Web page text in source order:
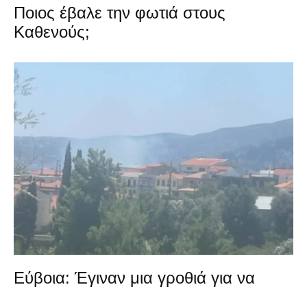
Ποιος έβαλε την φωτιά στους
Καθενούς;
Εύβοια: Έγιναν μια γροθιά για να